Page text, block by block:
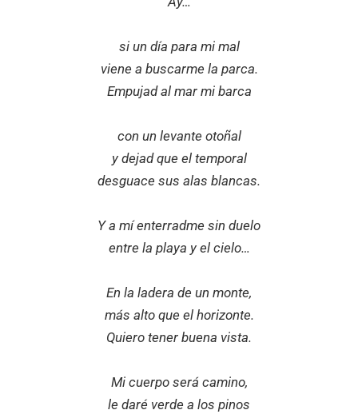
si un día para mi mal
viene a buscarme la parca.
Empujad al mar mi barca
con un levante otoñal
y dejad que el temporal
desguace sus alas blancas.
Y a mí enterradme sin duelo
entre la playa y el cielo…
En la ladera de un monte,
más alto que el horizonte.
Quiero tener buena vista.
Mi cuerpo será camino,
le daré verde a los pinos